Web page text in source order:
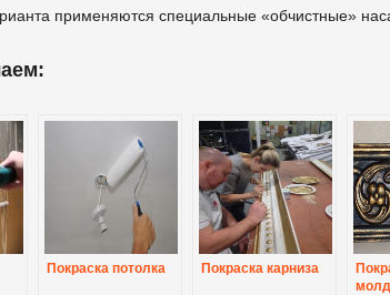
применяются специальные «обчистные»
Покраска потолка Покраска карниза